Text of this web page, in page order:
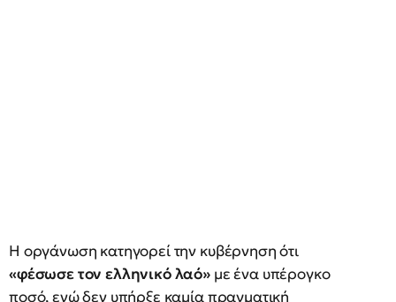
Η οργάνωση κατηγορεί την κυβέρνηση ότι
«φέσωσε τον ελληνικό λαό» με ένα υπέρογκο
ποσό, ενώ δεν υπήρξε καμία πραγματική